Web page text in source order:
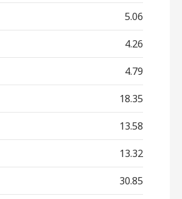
5.06
4.26
4.79
18.35
13.58
13.32
30.85